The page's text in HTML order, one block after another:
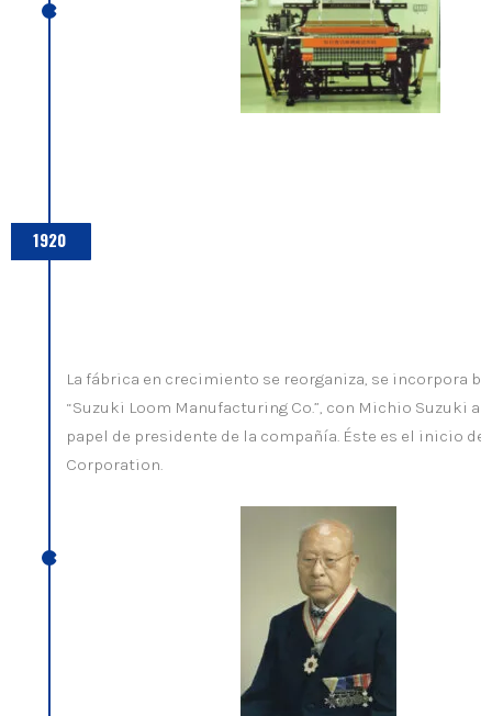
1920
La fábrica en crecimiento se reorganiza, se incorpora
“Suzuki Loom Manufacturing Co.”, con Michio Suzuki
papel de presidente de la compañía. Éste es el inicio
Corporation.